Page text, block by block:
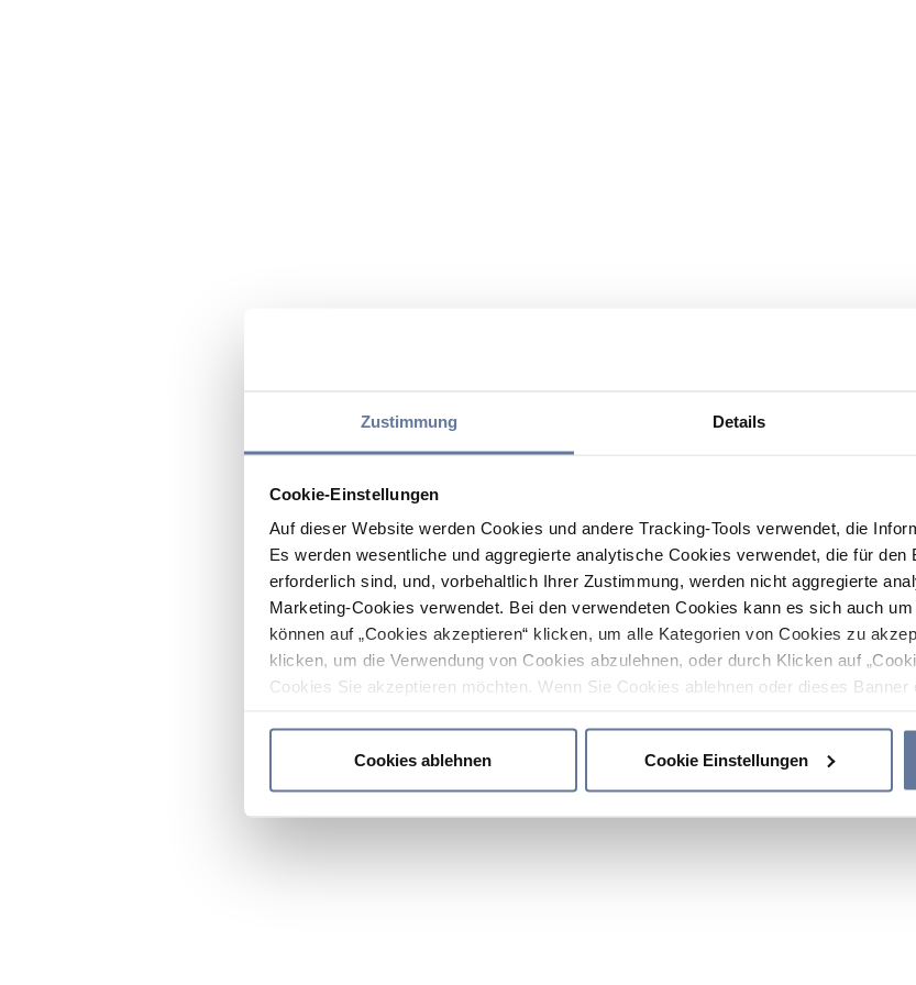
Zustimmung Details
Cookie-Einstellungen
Auf dieser Website werden Cookies und andere Tracking-Tools verwendet, die
Es werden wesentliche und aggregierte analytische Cookies verwendet, die für den
erforderlich sind, und, vorbehaltlich Ihrer Zustimmung, werden nicht aggregierte
Marketing-Cookies verwendet. Bei den verwendeten Cookies kann es sich auch
können auf „Cookies akzeptieren“ klicken, um alle Kategorien von Cookies zu
klicken, um die Verwendung von Cookies abzulehnen, oder durch Klicken auf
Cookies Sie akzeptieren möchten. Wenn Sie Cookies ablehnen oder dieses Banner
Cookies ablehnen
Cookie Einstellungen